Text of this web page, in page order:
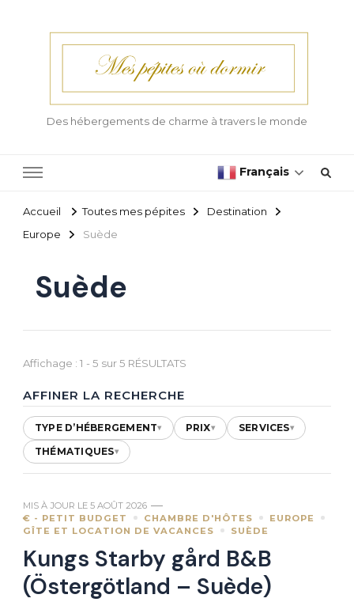
Des hébergements de charme à travers le monde
Français
Accueil Toutes mes pépites
Destination
Europe
Suède
Suède
Affichage : 1 - 5 sur 5 RÉSULTATS
AFFINER LA RECHERCHE
TYPE D’HÉBERGEMENT▾ PRIX▾ SERVICES▾
THÉMATIQUES▾
MIS À JOUR LE 5 AOÛT 2026
€ - PETIT BUDGET
CHAMBRE D'HÔTES
EUROPE
GÎTE ET LOCATION DE VACANCES
SUÈDE
Kungs Starby gård B&B
(Östergötland – Suède)